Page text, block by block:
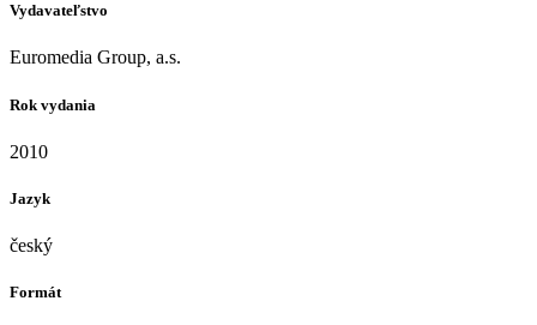
Vydavateľstvo
Euromedia Group, a.s.
Rok vydania
2010
Jazyk
český
Formát